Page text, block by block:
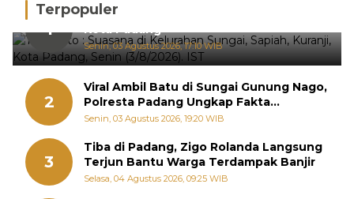
Terpopuler
1
Hujan Deras, 15 Titik Banjir Terdeteksi di
Kota Padang
Senin, 03 Agustus 2026, 17:10 WIB
2
Viral Ambil Batu di Sungai Gunung Nago,
Polresta Padang Ungkap Fakta
Sebenarnya
Senin, 03 Agustus 2026, 19:20 WIB
3
Tiba di Padang, Zigo Rolanda Langsung
Terjun Bantu Warga Terdampak Banjir
Selasa, 04 Agustus 2026, 09:25 WIB